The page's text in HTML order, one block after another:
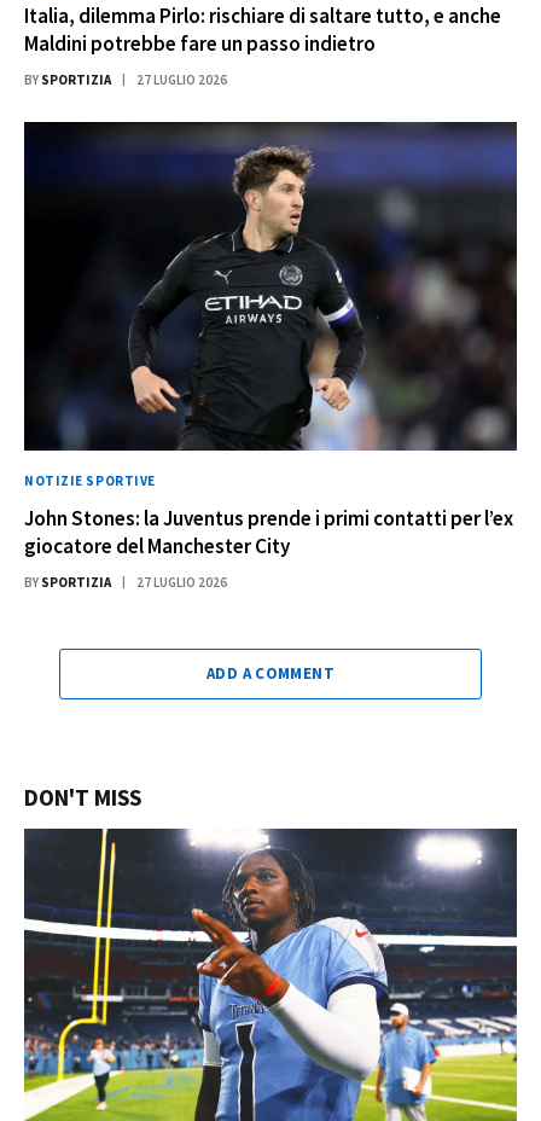
Italia, dilemma Pirlo: rischiare di saltare tutto, e anche
Maldini potrebbe fare un passo indietro
BY SPORTIZIA 27 LUGLIO 2026
NOTIZIE SPORTIVE
John Stones: la Juventus prende i primi contatti per l’ex
giocatore del Manchester City
BY SPORTIZIA 27 LUGLIO 2026
ADD A COMMENT
DON'T MISS